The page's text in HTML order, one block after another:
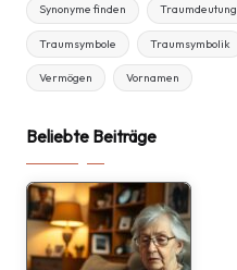
Synonyme finden Traumdeutung
Traumsymbole Traumsymbolik
Vermögen Vornamen
Beliebte Beiträge